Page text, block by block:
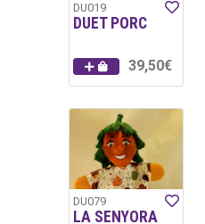
DU019
DUET PORC
39,50€
DU079
LA SENYORA